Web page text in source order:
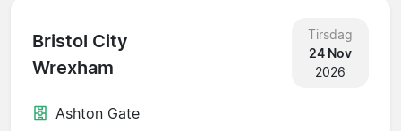
Bristol City
Wrexham
Tirsdag
24 Nov
2026
Ashton Gate